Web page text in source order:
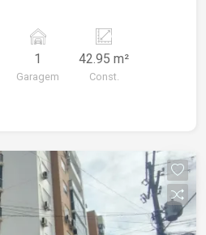
1
Garagem
42.95 m²
Const.